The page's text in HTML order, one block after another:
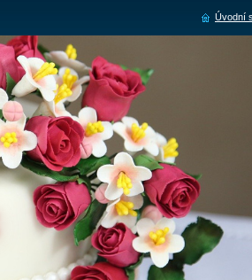
Úvodní